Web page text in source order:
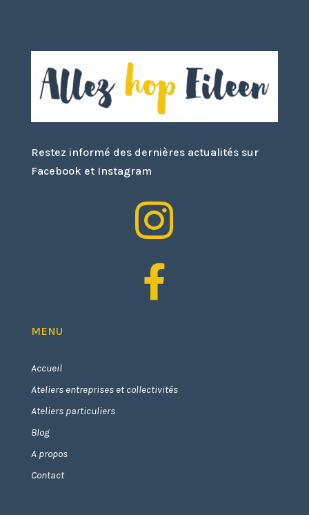
Restez informé des dernières actualités sur
Facebook et Instagram


MENU
Accueil
Ateliers entreprises et collectivités
Ateliers particuliers
Blog
A propos
Contact